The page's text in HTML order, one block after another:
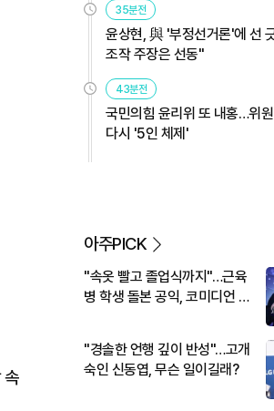
속
35분전
윤상현, 與 '부정선거론'에 선
조작 주장은 선동"
43분전
국민의힘 윤리위 또 내홍…위
다시 '5인 체제'
아주PICK
"속옷 빨고 졸업식까지"…근육
병 학생 돌본 공익, 코미디언 김
"경솔한 언행 깊이 반성"…고개
숙인 신동엽, 무슨 일이길래?